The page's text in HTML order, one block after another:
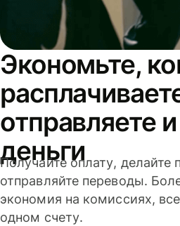
Экономьте,
отправляете
деньги
Получайте оплату, делайте
отправляйте переводы.
экономия на комиссиях,
одном счету.